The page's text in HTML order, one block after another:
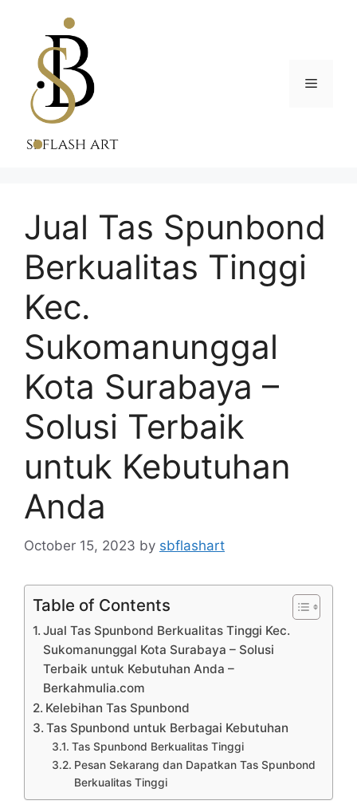
content
Menu
Jual Tas Spunbond
Berkualitas Tinggi
Kec.
Sukomanunggal
Kota Surabaya –
Solusi Terbaik
untuk Kebutuhan
Anda
October 15, 2023 by sbflashart
Table of Contents
Jual Tas Spunbond Berkualitas Tinggi Kec.
Sukomanunggal Kota Surabaya – Solusi
Terbaik untuk Kebutuhan Anda –
Berkahmulia.com
Kelebihan Tas Spunbond
Tas Spunbond untuk Berbagai Kebutuhan
Tas Spunbond Berkualitas Tinggi
Pesan Sekarang dan Dapatkan Tas Spunbond
Berkualitas Tinggi